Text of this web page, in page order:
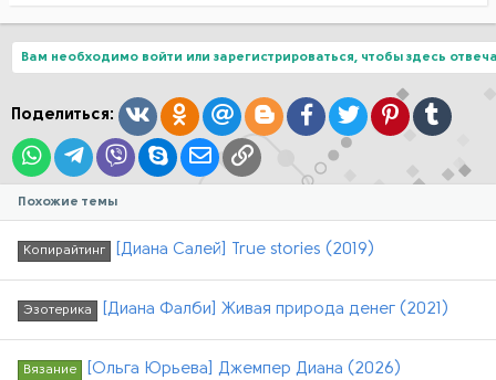
ц
и
:
Вам необходимо войти или зарегистрироваться, чтобы здесь
Поделиться: ВконтактеОдноклассники
Mail.ruBloggerFacebook
TwitterPinterestTumblr
WhatsAppTelegram
ViberSkypeЭлектронная почта
Ссылка
Похожие темы
Копирайтинг [Диана Салей] True stories (2019)
Эзотерика [Диана Фалби] Живая природа денег (2021)
Вязание [Ольга Юрьева] Джемпер Диана (2026)